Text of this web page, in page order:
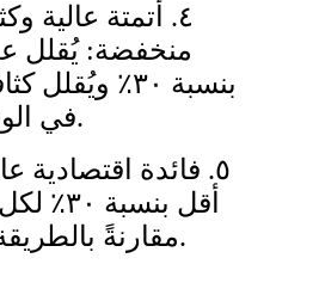
٤. أتمتة عالية
منخفضة: يُقلل
بنسبة ٣٠٪
في الوقت نفسه.
٥. فائدة اقتصادية
أقل
مقارنةً بالطريقة التقليدية.